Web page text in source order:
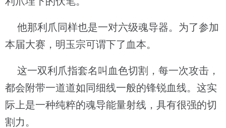
他那利爪同样也是一对六级魂导器。为了参加
本届大赛，明玉宗可谓下了血本。
这一双利爪指套名叫血色切割，每一次攻击，
都会附带一道道如同细线一般的锋锐血线。这实
际上是一种纯粹的魂导能量射线，具有很强的切
割力。